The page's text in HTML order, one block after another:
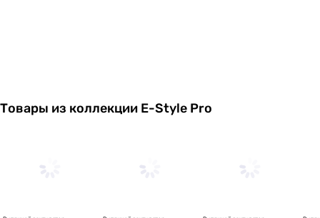
Товары из коллекции E-Style Pro